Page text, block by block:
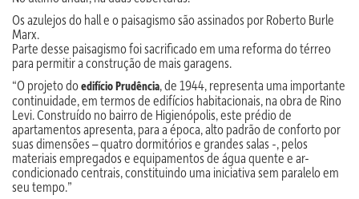
Os azulejos do hall e o paisagismo são assinados por Roberto Burle
Marx.
Parte desse paisagismo foi sacrificado em uma reforma do térreo
para permitir a construção de mais garagens.
“O projeto doedifício Prudência, de 1944, representa uma importante
continuidade, em termos de edifícios habitacionais, na obra de Rino
Levi. Construído no bairro de Higienópolis, este prédio de
apartamentos apresenta, para a época, alto padrão de conforto por
suas dimensões – quatro dormitórios e grandes salas -, pelos
materiais empregados e equipamentos de água quente e ar-
condicionado centrais, constituindo uma iniciativa sem paralelo em
seu tempo.”